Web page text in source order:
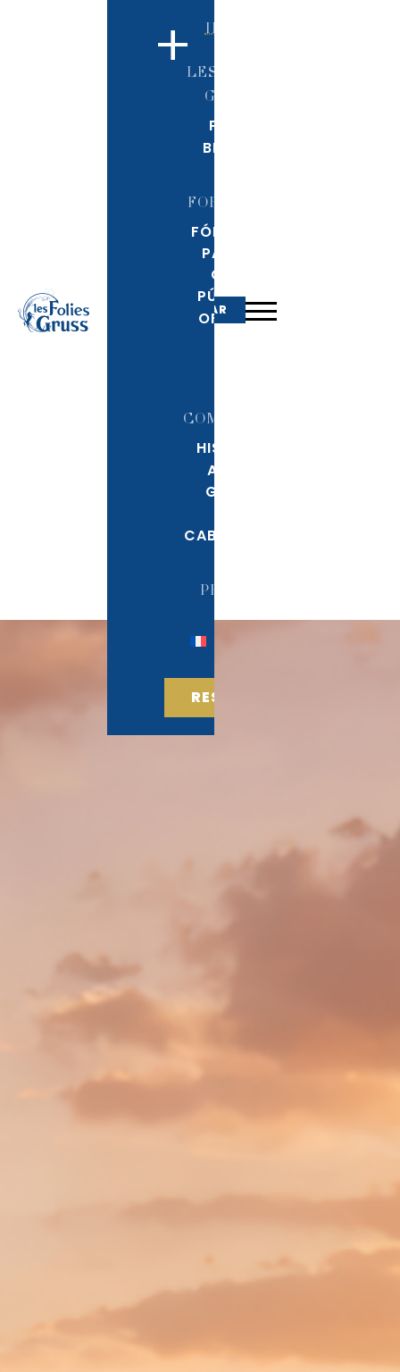
RESERVAR
INICIO
LES FOLIES
GRUSS
PARÍS
BÉZIERS
FORMULES
FÓRMULAS
PARA EL
GRAN
PÚBLICO
OFERTAS
COMPAGNIE
HISTORIA
ALEXIS
GRUSS
CABALLERÍA
PRENSA
RESERVAR
+